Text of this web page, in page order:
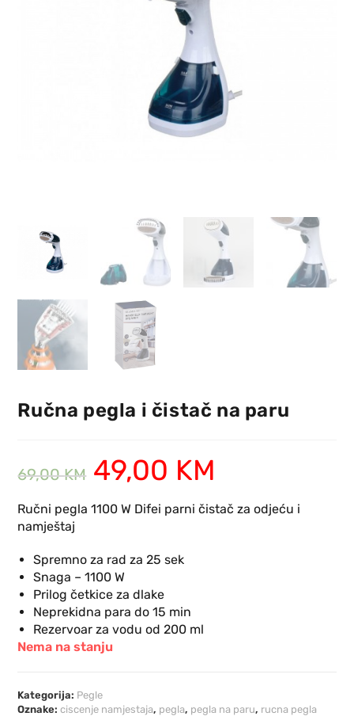
Ručna pegla i čistač na paru
69,00KM 49,00 KM
Ručni pegla 1100 W Difei parni čistač za odjeću i
namještaj
Spremno za rad za 25 sek
Snaga – 1100 W
Prilog četkice za dlake
Neprekidna para do 15 min
Rezervoar za vodu od 200 ml
Nema na stanju
Kategorija: Pegle
Oznake:ciscenje namjestaja, pegla, pegla na paru, rucna pegla